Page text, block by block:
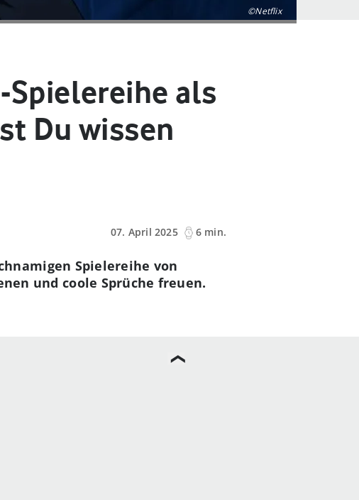
©Netflix
Spielereihe als
Du wissen
07. April 2025
6 min.
Spielereihe von
und coole Sprüche freuen.